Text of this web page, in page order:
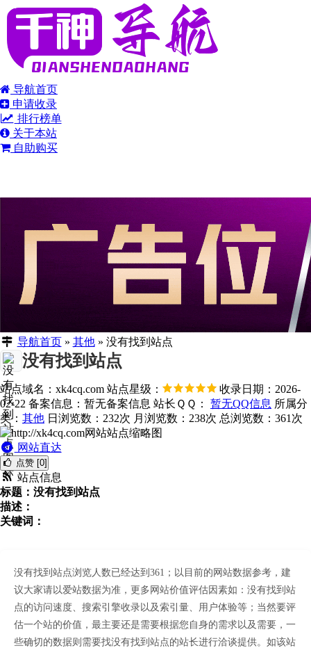
导航首页
申请收录
排行榜单
关于本站
自助购买
导航首页» 其他» 没有找到站点
没有找到站点
站点域名：xk4cq.com 站点星级：
收录日期：2026-
02-22 备案信息： 暂无备案信息 站长ＱＱ： 暂无QQ信息 所属分
类： 其他 日浏览数：232次 月浏览数：238次 总浏览数：361次
网站直达
点赞 [0]
站点信息
标题：没有找到站点
描述：
关键词：
没有找到站点浏览人数已经达到361；以目前的网站数据参考，建
议大家请以爱站数据为准，更多网站价值评估因素如：没有找到站
点的访问速度、搜索引擎收录以及索引量、用户体验等；当然要评
估一个站的价值，最主要还是需要根据您自身的需求以及需要，一
些确切的数据则需要找没有找到站点的站长进行洽谈提供。如该站